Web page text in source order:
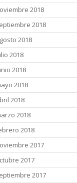
2018
2018
2018
2018
2018
2018
2018
2018
2018
2017
2017
2017